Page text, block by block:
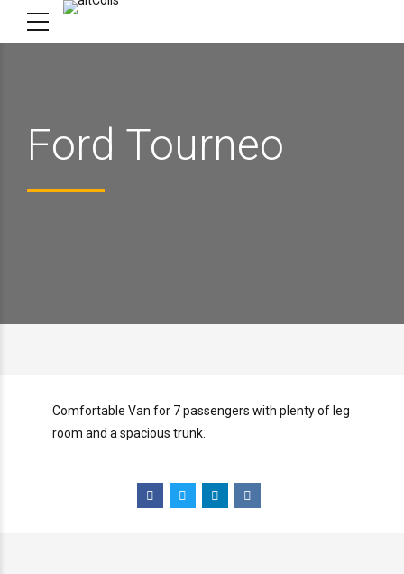
Ford Tourneo
Comfortable Van for 7 passengers with plenty of leg
room and a spacious trunk.